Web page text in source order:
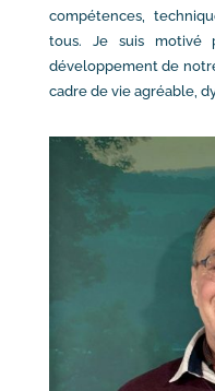
compétences,
tous. Je suis motivé
développement de
cadre de vie agréable,